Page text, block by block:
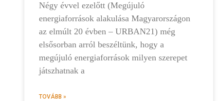
Négy évvel ezelőtt (Megújuló
energiaforrások alakulása Magyarországon
az elmúlt 20 évben – URBAN21) még
elsősorban arról beszéltünk, hogy a
megújuló energiaforrások milyen szerepet
játszhatnak a
TOVÁBB »